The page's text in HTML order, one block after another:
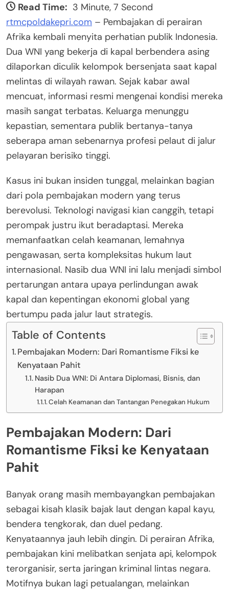
Read Time: 3 Minute, 7 Second
rtmcpoldakepri.com – Pembajakan di perairan
Afrika kembali menyita perhatian publik Indonesia.
Dua WNI yang bekerja di kapal berbendera asing
dilaporkan diculik kelompok bersenjata saat kapal
melintas di wilayah rawan. Sejak kabar awal
mencuat, informasi resmi mengenai kondisi mereka
masih sangat terbatas. Keluarga menunggu
kepastian, sementara publik bertanya-tanya
seberapa aman sebenarnya profesi pelaut di jalur
pelayaran berisiko tinggi.
Kasus ini bukan insiden tunggal, melainkan bagian
dari pola pembajakan modern yang terus
berevolusi. Teknologi navigasi kian canggih, tetapi
perompak justru ikut beradaptasi. Mereka
memanfaatkan celah keamanan, lemahnya
pengawasan, serta kompleksitas hukum laut
internasional. Nasib dua WNI ini lalu menjadi simbol
pertarungan antara upaya perlindungan awak
kapal dan kepentingan ekonomi global yang
bertumpu pada jalur laut strategis.
Table of Contents
Pembajakan Modern: Dari Romantisme Fiksi ke
Kenyataan Pahit
Nasib Dua WNI: Di Antara Diplomasi, Bisnis, dan
Harapan
Celah Keamanan dan Tantangan Penegakan Hukum
Pembajakan Modern: Dari
Romantisme Fiksi ke Kenyataan
Pahit
Banyak orang masih membayangkan pembajakan
sebagai kisah klasik bajak laut dengan kapal kayu,
bendera tengkorak, dan duel pedang.
Kenyataannya jauh lebih dingin. Di perairan Afrika,
pembajakan kini melibatkan senjata api, kelompok
terorganisir, serta jaringan kriminal lintas negara.
Motifnya bukan lagi petualangan, melainkan